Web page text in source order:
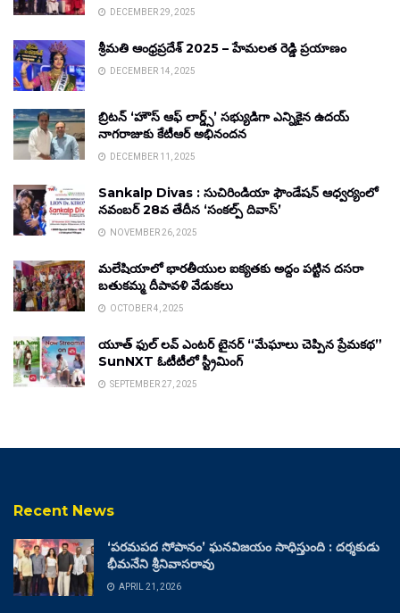
DECEMBER 29, 2025
శ్రీమతి ఆంధ్రప్రదేశ్ 2025 – హేమలత రెడ్డి ప్రయాణం
DECEMBER 14, 2025
బ్రిటన్ ‘హౌస్ ఆఫ్ లార్డ్స్’ సభ్యుడిగా ఎన్నికైన ఉదయ్
నాగరాజుకు కేటీఆర్ అభినందన
DECEMBER 11, 2025
Sankalp Divas : సుచిరిండియా ఫౌండేషన్ ఆధ్వర్యంలో
నవంబర్ 28వ తేదీన ‘సంకల్ప్ దివాస్’
NOVEMBER 26, 2025
మలేషియాలో భారతీయుల ఐక్యతకు అద్దం పట్టిన దసరా
బతుకమ్మ దీపావళి వేడుకలు
OCTOBER 4, 2025
యూత్ ఫుల్ లవ్ ఎంటర్ టైనర్ “మేఘాలు చెప్పిన ప్రేమకథ”
SunNXT ఓటీటీలో స్ట్రీమింగ్
SEPTEMBER 27, 2025
Recent News
‘పరమపద సోపానం’ ఘనవిజయం సాధిస్తుంది : దర్శకుడు
భీమనేని శ్రీనివాసరావు
APRIL 21, 2026